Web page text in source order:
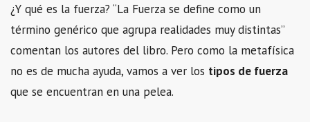
¿Y qué es la fuerza? “La Fuerza se define como un
término genérico que agrupa realidades muy distintas”
comentan los autores del libro. Pero como la metafísica
no es de mucha ayuda, vamos a ver los tipos de fuerza
que se encuentran en una pelea.